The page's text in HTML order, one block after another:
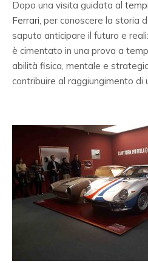
Dopo una visita guidata al
Ferrari, per conoscere la storia
saputo anticipare il futuro e
è cimentato in una prova a
abilità fisica, mentale e
contribuire al raggiungimento di